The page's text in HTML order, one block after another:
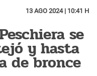
13 AGO 2024 | 10:41 H
se
y hasta
de bronce